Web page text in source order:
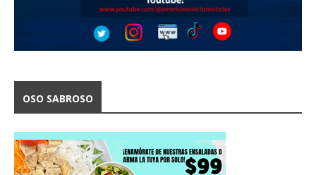
OSO SABROSO